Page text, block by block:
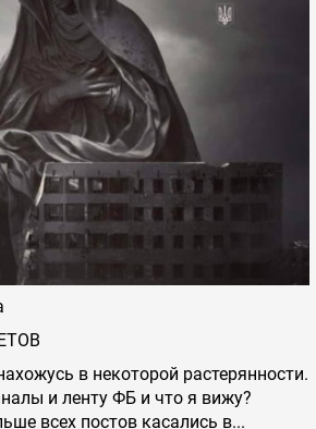
в некоторой растерянности.
и ленту ФБ и что я вижу?
всех постов касались в...